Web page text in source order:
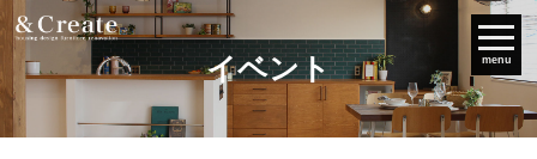
menu
イベント